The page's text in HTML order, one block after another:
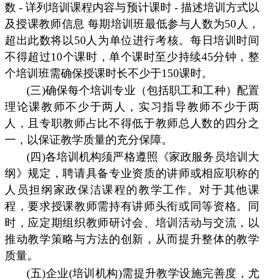
数 - 详列培训课程内容与预计课时 - 描述培训方式以
及授课教师信息 每期培训班最低参与人数为50人，
超出此数将以50人为单位进行考核。每日培训时间
不得超过10个课时，单个课时至少持续45分钟，整
个培训班需确保授课时长不少于150课时。
(三)确保每个培训专业（包括职工和工种）配置
理论课教师不少于两人，实习指导教师不少于两
人，且专职教师占比不得低于教师总人数的四分之
一，以保证教学质量的充分保障。
(四)各培训机构须严格遵照《家政服务员培训大
纲》规定，聘请具备专业资质的讲师或相应职称的
人员担纲家政保洁课程的教学工作。对于其他课
程，要求授课教师需持有讲师头衔或同等资格。同
时，应定期组织教师研讨会、培训活动与交流，以
推动教学策略与方法的创新，从而提升整体的教学
质量。
(五)企业(培训机构)需提升教学设施完善度，尤